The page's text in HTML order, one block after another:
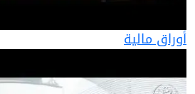
أوراق مالية